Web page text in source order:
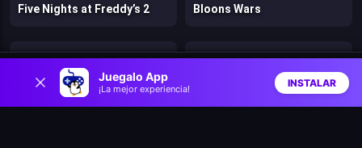
Juegalo App
¡La mejor experiencia!
INSTALAR
Five Nights at Freddy’s 2 Bloons Wars
Tank Stars ONIONIQ
Game of Warriors Pirate Ships: Build and Fight